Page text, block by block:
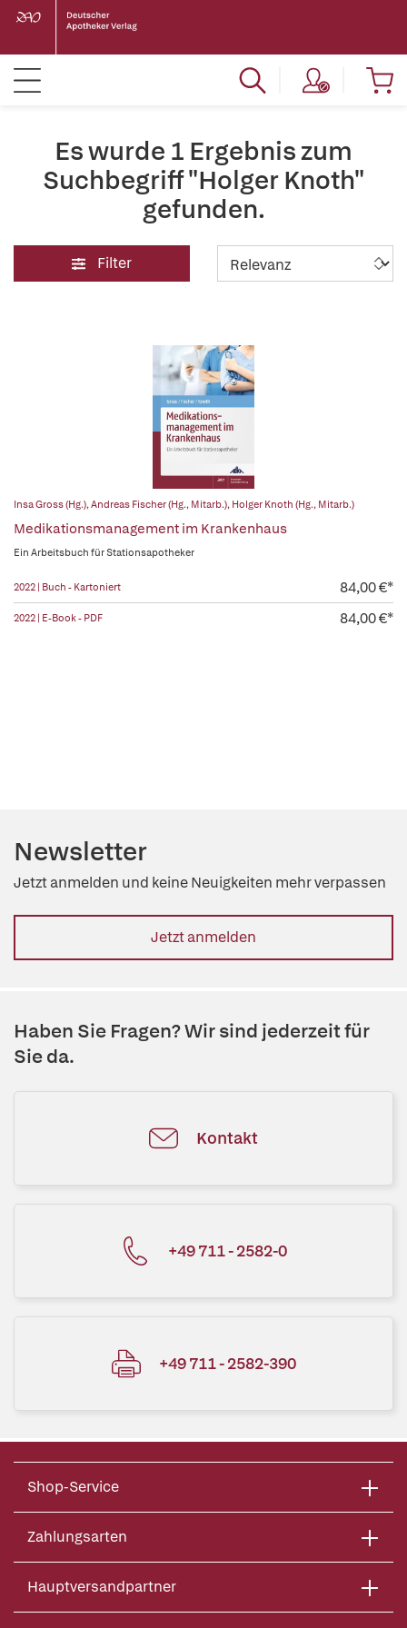
Es wurde 1 Ergebnis zum
Suchbegriff "Holger Knoth"
gefunden.
Filter
Insa Gross (Hg.),Andreas Fischer (Hg., Mitarb.), Holger Knoth (Hg., Mitarb.)
Medikationsmanagement im Krankenhaus
Ein Arbeitsbuch für Stationsapotheker
2022 | Buch - Kartoniert 84,00 €*
2022 | E-Book - PDF 84,00 €*
Newsletter
Jetzt anmelden und keine Neuigkeiten mehr verpassen
Jetzt anmelden
Haben Sie Fragen? Wir sind jederzeit für
Sie da.
Kontakt
+49 711 - 2582-0
+49 711 - 2582-390
Shop-Service
Zahlungsarten
Hauptversandpartner